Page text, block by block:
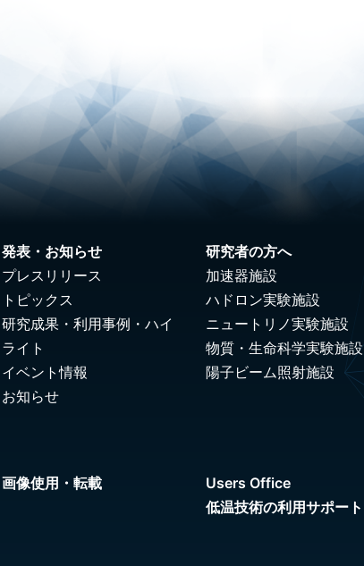
発表・お知らせ
プレスリリース
トピックス
研究成果・利用事例・ハイ
ライト
イベント情報
お知らせ
研究者の方へ
加速器施設
ハドロン実験施設
ニュートリノ実験施設
物質・生命科学実験施設
陽子ビーム照射施設
画像使用・転載
Users Office
低温技術の利用サポート